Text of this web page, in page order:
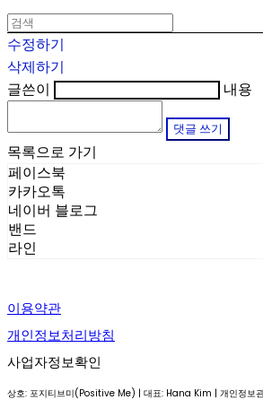
수정하기
삭제하기
글쓴이
내용
댓글 쓰기
목록으로 가기
페이스북
카카오톡
네이버 블로그
밴드
라인
이용약관
개인정보처리방침
사업자정보확인
상호: 포지티브미(Positive Me) | 대표: Hana Kim | 개인정보